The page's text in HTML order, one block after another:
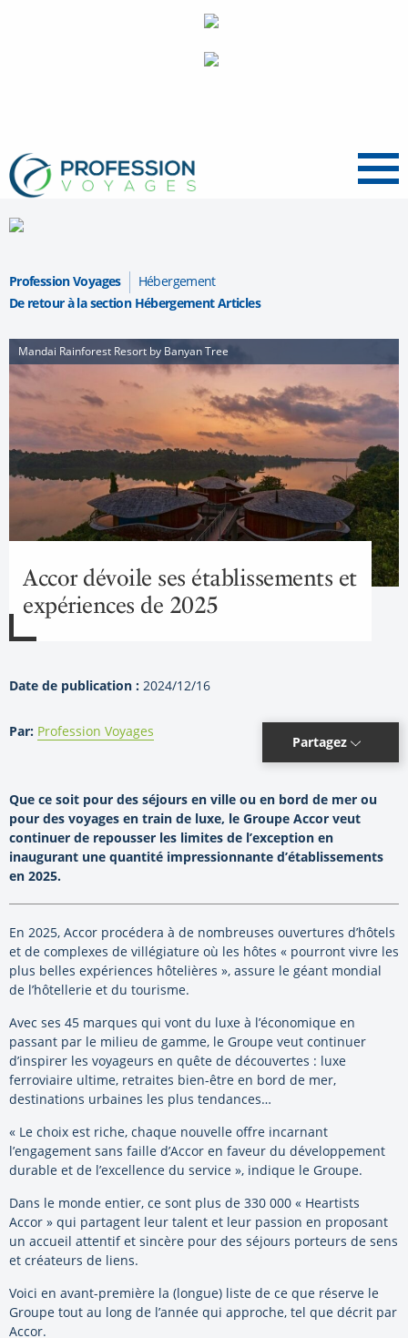
Menu
Profession Voyages
Hébergement
De retour à la section Hébergement Articles
Mandai Rainforest Resort by Banyan Tree
Accor dévoile ses établissements et
expériences de 2025
Date de publication : 2024/12/16
Par: Profession Voyages
Partagez
Que ce soit pour des séjours en ville ou en bord de mer ou
pour des voyages en train de luxe, le Groupe Accor veut
continuer de repousser les limites de l’exception en
inaugurant une quantité impressionnante d’établissements
en 2025.
En 2025, Accor procédera à de nombreuses ouvertures d’hôtels
et de complexes de villégiature où les hôtes « pourront vivre les
plus belles expériences hôtelières », assure le géant mondial
de l’hôtellerie et du tourisme.
Avec ses 45 marques qui vont du luxe à l’économique en
passant par le milieu de gamme, le Groupe veut continuer
d’inspirer les voyageurs en quête de découvertes : luxe
ferroviaire ultime, retraites bien-être en bord de mer,
destinations urbaines les plus tendances…
« Le choix est riche, chaque nouvelle offre incarnant
l’engagement sans faille d’Accor en faveur du développement
durable et de l’excellence du service », indique le Groupe.
Dans le monde entier, ce sont plus de 330 000 « Heartists
Accor » qui partagent leur talent et leur passion en proposant
un accueil attentif et sincère pour des séjours porteurs de sens
et créateurs de liens.
Voici en avant-première la (longue) liste de ce que réserve le
Groupe tout au long de l’année qui approche, tel que décrit par
Accor.